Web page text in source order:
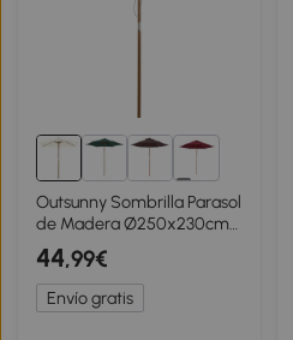
1+
Outsunny Sombrilla Parasol
de Madera Ø250x230cm
para Exterior con 6 Varillas
Sistema de Polea Color
Blanco
44,99€
Envío gratis